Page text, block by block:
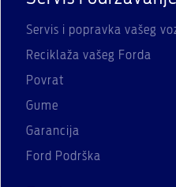
Servis i popravka vašeg
Reciklaža vašeg Forda
Povrat
Gume
Garancija
Ford Podrška